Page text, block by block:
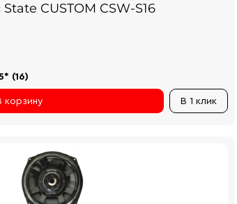
CUSTOM CSW-S16
(16)
В 1 клик
корзину